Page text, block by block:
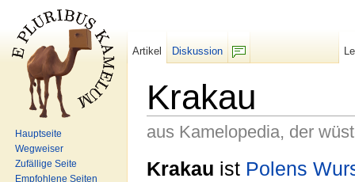
Krakau
aus Kamelopedia, der
Krakau ist Polens
Artikel
Diskussion
Hauptseite
Wegweiser
Zufällige Seite
Empfohlene Seiten